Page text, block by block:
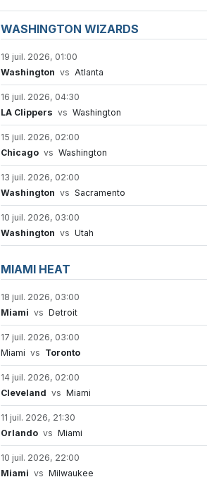
WASHINGTON WIZARDS
19 juil. 2026, 01:00
Washington vs Atlanta
16 juil. 2026, 04:30
LA Clippers vs Washington
15 juil. 2026, 02:00
Chicago vs Washington
13 juil. 2026, 02:00
Washington vs Sacramento
10 juil. 2026, 03:00
Washington vs Utah
MIAMI HEAT
18 juil. 2026, 03:00
Miami vs Detroit
17 juil. 2026, 03:00
Miami vs Toronto
14 juil. 2026, 02:00
Cleveland vs Miami
11 juil. 2026, 21:30
Orlando vs Miami
10 juil. 2026, 22:00
Miami vs Milwaukee